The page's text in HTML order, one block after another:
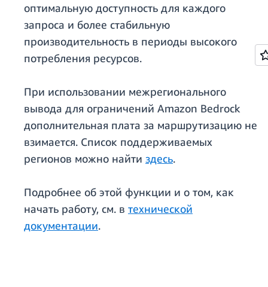
оптимальную доступность для каждого
запроса и более стабильную
производительность в периоды высокого
потребления ресурсов.
При использовании межрегионального
вывода для ограничений Amazon Bedrock
дополнительная плата за маршрутизацию не
взимается. Список поддерживаемых
регионов можно найти здесь.
Подробнее об этой функции и о том, как
начать работу, см. в технической
документации.